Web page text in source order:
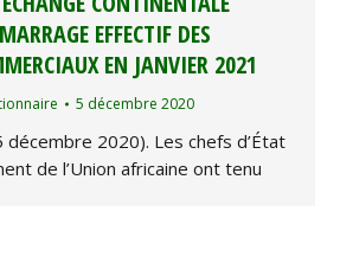
EFFECTIF DES
EN JANVIER 2021
5 décembre 2020
décembre 2020). Les chefs d’État
de l’Union africaine ont tenu